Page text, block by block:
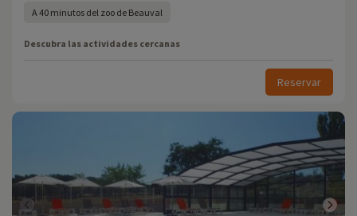
A 40 minutos del zoo de Beauval
Descubra las actividades cercanas
Reservar